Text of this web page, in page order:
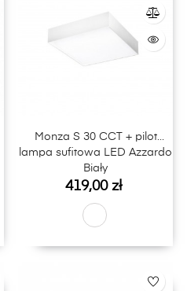
Monza S 30 CCT + pilot
lampa sufitowa LED Azzardo
Biały
Cena
419,00 zł